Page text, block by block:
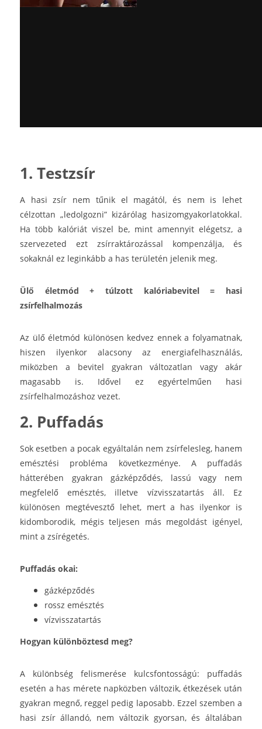
1. Testzsír
A hasi zsír nem tűnik el magától, és nem is lehet
célzottan „ledolgozni” kizárólag hasizomgyakorlatokkal.
Ha több kalóriát viszel be, mint amennyit elégetsz, a
szervezeted ezt zsírraktározással kompenzálja, és
sokaknál ez leginkább a has területén jelenik meg.
Ülő életmód + túlzott kalóriabevitel = hasi
zsírfelhalmozás
Az ülő életmód különösen kedvez ennek a folyamatnak,
hiszen ilyenkor alacsony az energiafelhasználás,
miközben a bevitel gyakran változatlan vagy akár
magasabb is. Idővel ez egyértelműen hasi
zsírfelhalmozáshoz vezet.
2. Puffadás
Sok esetben a pocak egyáltalán nem zsírfelesleg, hanem
emésztési probléma következménye. A puffadás
hátterében gyakran gázképződés, lassú vagy nem
megfelelő emésztés, illetve vízvisszatartás áll. Ez
különösen megtévesztő lehet, mert a has ilyenkor is
kidomborodik, mégis teljesen más megoldást igényel,
mint a zsírégetés.
Puffadás okai:
gázképződés
rossz emésztés
vízvisszatartás
Hogyan különböztesd meg?
A különbség felismerése kulcsfontosságú: puffadás
esetén a has mérete napközben változik, étkezések után
gyakran megnő, reggel pedig laposabb. Ezzel szemben a
hasi zsír állandó, nem változik gyorsan, és általában